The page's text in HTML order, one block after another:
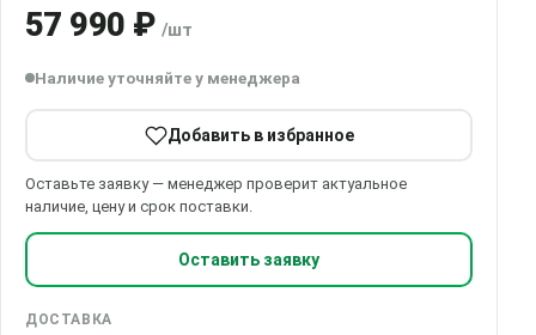
57 990 ₽ /шт
Наличие уточняйте у менеджера
Добавить в избранное
Оставьте заявку — менеджер проверит актуальное
наличие, цену и срок поставки.
Оставить заявку
ДОСТАВКА